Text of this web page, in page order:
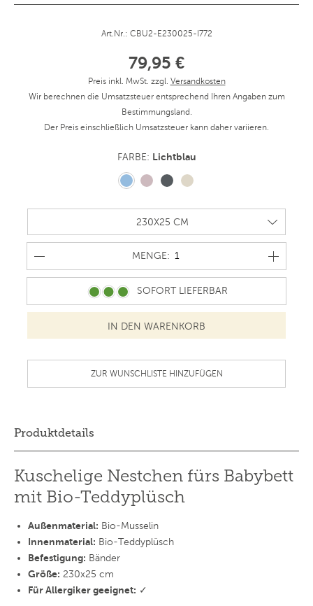
Art.Nr.: CBU2-E230025-I772
79,95 €
Preis inkl. MwSt. zzgl. Versandkosten
Wir berechnen die Umsatzsteuer entsprechend Ihren Angaben zum
Bestimmungsland.
Der Preis einschließlich Umsatzsteuer kann daher variieren.
FARBE: Lichtblau
MENGE: MENGE
SOFORT LIEFERBAR
ZUR WUNSCHLISTE HINZUFÜGEN
Produktdetails
Kuschelige Nestchen fürs Babybett
mit Bio-Teddyplüsch
Außenmaterial: Bio-Musselin
Innenmaterial: Bio-Teddyplüsch
Befestigung: Bänder
Größe: 230x25 cm
Für Allergiker geeignet: ✓